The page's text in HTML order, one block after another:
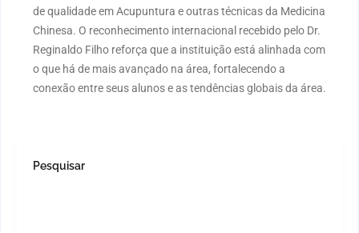
de qualidade em Acupuntura e outras técnicas da Medicina
Chinesa. O reconhecimento internacional recebido pelo Dr.
Reginaldo Filho reforça que a instituição está alinhada com
o que há de mais avançado na área, fortalecendo a
conexão entre seus alunos e as tendências globais da área.
Pesquisar